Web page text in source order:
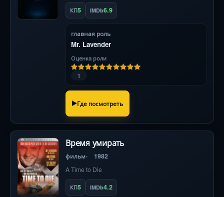
КП5 IMDb6.9
главная роль
Mr. Lavender
Оценка роли
1
Где посмотреть
Время умирать
фильм 1982
A Time to Die
КП5 IMDb4.2